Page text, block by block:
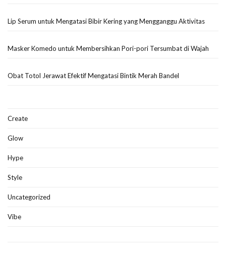
Lip Serum untuk Mengatasi Bibir Kering yang Mengganggu Aktivitas
Masker Komedo untuk Membersihkan Pori-pori Tersumbat di Wajah
Obat Totol Jerawat Efektif Mengatasi Bintik Merah Bandel
Create
Glow
Hype
Style
Uncategorized
Vibe